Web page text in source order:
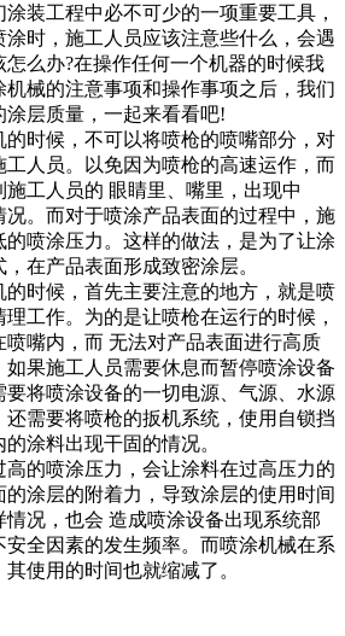
装工程中必不可少的一项重要工具，
时，施工人员应该注意些什么，会遇
么办?在操作任何一个机器的时候我
械的注意事项和操作事项之后，我们
层质量，一起来看看吧!
时候，不可以将喷枪的喷嘴部分，对
人员。以免因为喷枪的高速运作，而
工人员的 眼睛里、嘴里，出现中
。而对于喷涂产品表面的过程中，施
的喷涂压力。这样的做法，是为了让涂
在产品表面形成致密涂层。
时候，首先主要注意的地方，就是喷
工作。为的是让喷枪在运行的时候，
嘴内，而 无法对产品表面进行高质
果施工人员需要休息而暂停喷涂设备
要将喷涂设备的一切电源、气源、水源
需要将喷枪的扳机系统，使用自锁挡
涂料出现干固的情况。
的喷涂压力，会让涂料在过高压力的
涂层的附着力，导致涂层的使用时间
况，也会 造成喷涂设备出现系统部
全因素的发生频率。而喷涂机械在系
使用的时间也就缩减了。